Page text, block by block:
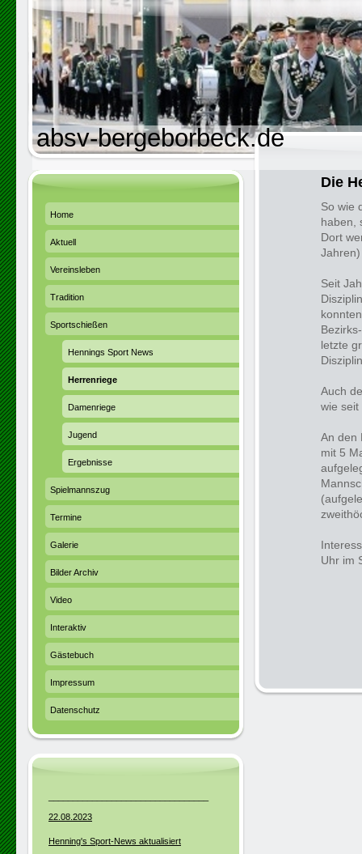
absv-bergeborbeck.de
Die
So wie
haben,
Dort
Seit
letzte
Auch
wie
An den
mit 5
Uhr im
Home
Aktuell
Vereinsleben
Tradition
Sportschießen
Hennings Sport News
Her­ren­rie­ge
Damenriege
Jugend
Ergebnisse
Spielmannszug
Termine
Galerie
Bilder Archiv
Video
Interaktiv
Gästebuch
Impressum
Datenschutz
22.08.2023
Henning's Sport-News aktualisiert